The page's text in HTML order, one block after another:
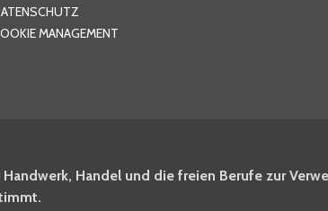
MANAGEMENT
Handel und die freien Berufe zur